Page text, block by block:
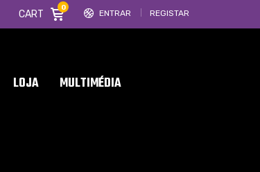
ENTRAR REGISTAR
CART
0
LOJA MULTIMÉDIA